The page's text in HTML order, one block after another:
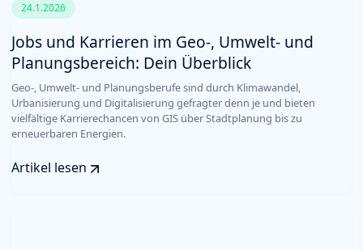
24.1.2026
Jobs und Karrieren im Geo-, Umwelt- und
Planungsbereich: Dein Überblick
Geo-, Umwelt- und Planungsberufe sind durch Klimawandel,
Urbanisierung und Digitalisierung gefragter denn je und bieten
vielfältige Karrierechancen von GIS über Stadtplanung bis zu
erneuerbaren Energien.
Artikel lesen